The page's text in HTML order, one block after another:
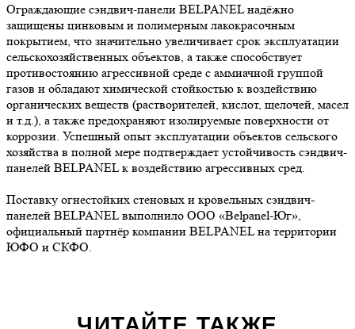
Ограждающие сэндвич-панели BELPANEL надёжно
защищены цинковым и полимерным лакокрасочным
покрытием, что значительно увеличивает срок эксплуатации
сельскохозяйственных объектов, а также способствует
противостоянию агрессивной среде с аммиачной группой
газов и обладают химической стойкостью к воздействию
органических веществ (растворителей, кислот, щелочей, масел
и т.д.), а также предохраняют изолируемые поверхности от
коррозии. Успешный опыт эксплуатации объектов сельского
хозяйства в полной мере подтверждает устойчивость сэндвич-
панелей BELPANEL к воздействию агрессивных сред.
Поставку огнестойких стеновых и кровельных сэндвич-
панелей BELPANEL выполнило ООО «Belpanel-Юг»,
официальный партнёр компании BELPANEL на территории
ЮФО и СКФО.